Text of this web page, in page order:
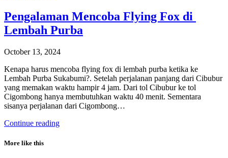
Pengalaman Mencoba Flying Fox di
Lembah Purba
October 13, 2024
Kenapa harus mencoba flying fox di lembah purba ketika ke
Lembah Purba Sukabumi?. Setelah perjalanan panjang dari Cibubur
yang memakan waktu hampir 4 jam. Dari tol Cibubur ke tol
Cigombong hanya membutuhkan waktu 40 menit. Sementara
sisanya perjalanan dari Cigombong…
Continue reading
More like this